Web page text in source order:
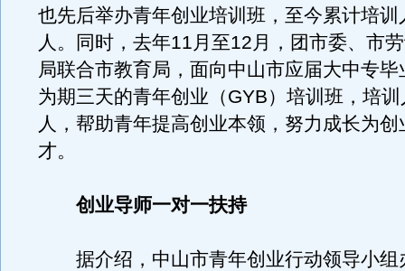
也先后举办青年创业培训班，至今累计培
人。同时，去年11月至12月，团市委、市
局联合市教育局，面向中山市应届大中专
为期三天的青年创业（GYB）培训班，培
人，帮助青年提高创业本领，努力成长为创
才。
创业导师一对一扶持
据介绍，中山市青年创业行动领导小组